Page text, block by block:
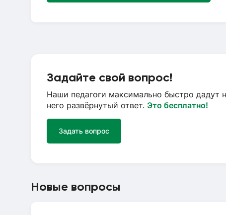
Задайте свой вопрос!
Наши педагоги максимально быстро дадут
него развёрнутый ответ. Это бесплатно!
Задать вопрос
Новые вопросы